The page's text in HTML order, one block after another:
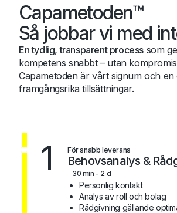
Capametoden™
Så jobbar vi med
En tydlig, transparent process som
kompetens snabbt – utan
Capametoden är vårt signum och
framgångsrika tillsättningar.
1 För snabb leverans
Behovsanalys &
30 min - 2 d
Personlig kontakt
Analys av roll och bolag
Rådgivning gällande